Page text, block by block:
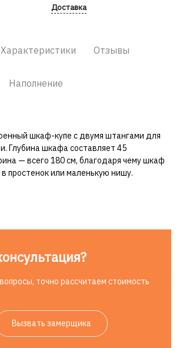
Доставка
Характеристики Отзывы
Наполнение
шкаф-купе с двумя штангами для
Глубина шкафа составляет 45
— всего 180 см, благодаря чему шкаф
простенок или маленькую нишу.
точно рассчитаем стоимость
Вызвать замерщика